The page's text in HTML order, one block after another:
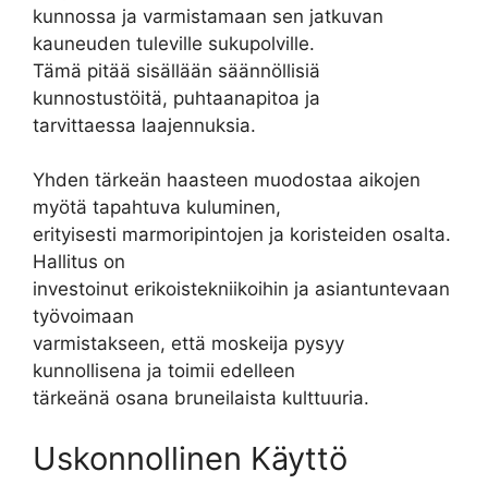
kunnossa ja varmistamaan sen jatkuvan
kauneuden tuleville sukupolville.
Tämä pitää sisällään säännöllisiä
kunnostustöitä, puhtaanapitoa ja
tarvittaessa laajennuksia.
Yhden tärkeän haasteen muodostaa aikojen
myötä tapahtuva kuluminen,
erityisesti marmoripintojen ja koristeiden osalta.
Hallitus on
investoinut erikoistekniikoihin ja asiantuntevaan
työvoimaan
varmistakseen, että moskeija pysyy
kunnollisena ja toimii edelleen
tärkeänä osana bruneilaista kulttuuria.
Uskonnollinen Käyttö